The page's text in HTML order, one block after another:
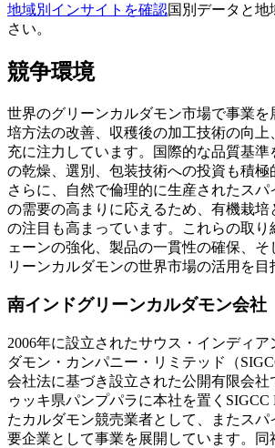
地域別インサイトを確認国別データと
さい。
競争環境
世界のグリーンカルダモン市場で事業を
培方法の改善、収穫後の加工技術の向上
充に注力しています。国際的な品質基
の乾燥、選別、包装技術への投資も積極
さらに、自然で倫理的に生産されたス
の需要の高まりに応えるため、有機栽培
の注目も高まっています。これらの取り
ェーンの強化、製品の一貫性の確保、
リーンカルダモンの世界市場の活用を目
南インドグリーンカルダモン会社
2006年に設立されたサウス・インディ
ダモン・カンパニー・リミテッド（
会社法に基づき設立された公開有限会社
ゥッキ県パンプパラに本社を置く
たカルダモン競売業者として、またスパ
要企業として事業を展開しています。同